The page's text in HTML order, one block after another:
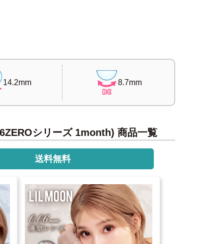
14.2mm 8.7mm
シリーズ 1month) 商品一覧
送料無料